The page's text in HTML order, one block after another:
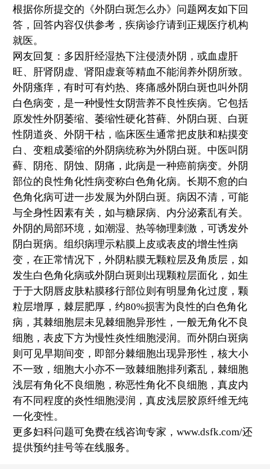
根据你所提交的《外阴白斑怎么办》问题网友如下回
答，回答内容仅供参考，疾病诊疗请到正规医疗机构
就医。
网友回复：多因肝经湿热下注侵渍外阴，或血虚肝
旺、肝肾阴虚、肾阳虚衰等精血不能润养外阴所致。
外阴瘙痒，有时可有灼热、疼痛感外阴白斑也叫外阴
白色病变，是一种慢性女阴营养不良性疾病。它包括
原发性外阴萎缩、萎缩性硬化苔藓、外阴白斑、白斑
性阴道炎、外阴干枯，临床医生通常把皮肤和粘摸变
白、变粗成萎缩的外阴病统称为外阴白斑。中医叫阴
藓、阴疮、阴蚀、阴痛，此病是一种癌前病变。外阴
部位的良性角化性病变称白色角化病。长期不愈的白
色角化病可进一步发展为外阴白斑。病因不清，可能
与全身性因素有关，如与糖尿病、内分泌紊乱有关。
外阴的局部环境，如潮湿、热等物理刺激，可诱发外
阴白斑病。组织病理示粘膜上皮或表皮的增生性病
变，在正常情况下，外阴粘膜无颗粒层及角质层，如
发生白色角化病或外阴白斑则出现颗粒层面化，如生
于于大阴唇皮肤粘膜移行部位则有明显角化过度，颗
粒层增厚，棘层肥厚，约80%损害为良性的白色角化
病，其棘细胞层未见棘细胞异形性，一般无角化不良
细胞，表皮下方为慢性炎性细胞浸润。而外阴白斑病
则可见早期间变，即部分棘细胞出现异形性，核大小
不一致，细胞大小亦不一致棘细胞排列紊乱，棘细胞
浅层有角化不良细胞，称恶性角化不良细胞，真皮内
有不同程度的炎性细胞浸润，真皮浅层胶原纤维无纯
一化变性。
更多妇科问题可免费在线咨询专家，www.dsfk.com/还
提供预约挂号等在线服务。